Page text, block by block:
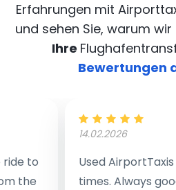
Erfahrungen mit
und sehen Sie, warum wir
Ihre
Bewertungen
to
the
14.02.2026
Used
times. Always